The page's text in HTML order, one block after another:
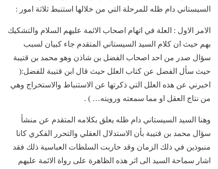
السيستاني دام ظله للمرحلة التي من خلالها استنبط ثلاثة امور :
الامر الاول : العلة في اتهام اصحاب الائمة عليهم السلام والتشكيك
بهم حيث ان كلام السيد السيستاني المتقدم جاء كبيان لسبب
سؤال صدر من احد اصحاب الفضل بن شاذن وهو محمد بن قتيبة
حيث سأل الفضل عن كتاب العلل حيث قال ابن قتيبة للفضل:(
اخبرني عن هذه العلل التي ذكرتها عن الاستنباط والاستخراج وهي
من نتاج العقل او مما سمعته ورويته… ) .
وهنا السيد السيستاني دام ظله يعلق بكلامه المتقدم عن منشأ
سؤال محمد بن قتيبة بأن الاستدلال العقلي والتحرر الفكري كانا
منبوذين في ذلك الزمان وقد حاربت السلطات العباسية ذلك فقد
اشار سماحة السيد الى اثر هذه الظاهرة على رواة الائمة عليهم